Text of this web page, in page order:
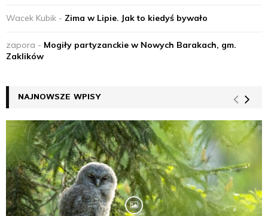
Wacek Kubik - Zima w Lipie. Jak to kiedyś bywało
zapora - Mogiły partyzanckie w Nowych Barakach, gm.
Zaklików
NAJNOWSZE WPISY